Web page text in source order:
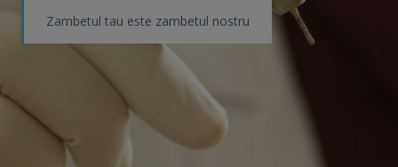
Zambetul tau este zambetul nostru